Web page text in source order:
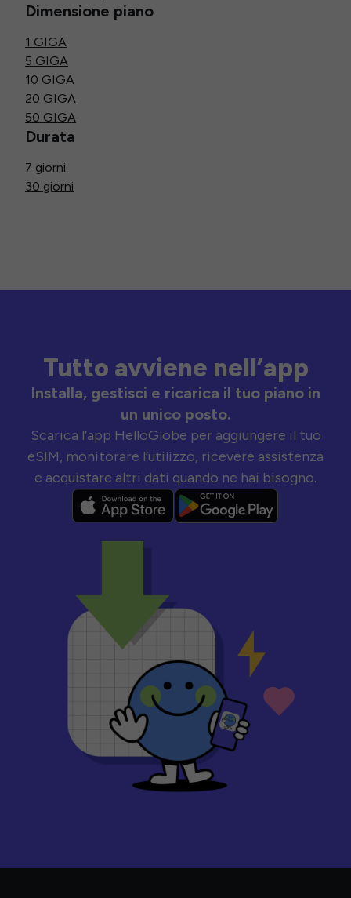
Dimensione piano
1 GIGA
5 GIGA
10 GIGA
20 GIGA
50 GIGA
Durata
7 giorni
30 giorni
Tutto avviene nell’app
Installa, gestisci e ricarica il tuo piano in
un unico posto.
Scarica l’app HelloGlobe per aggiungere il tuo
eSIM, monitorare l’utilizzo, ricevere assistenza
e acquistare altri dati quando ne hai bisogno.